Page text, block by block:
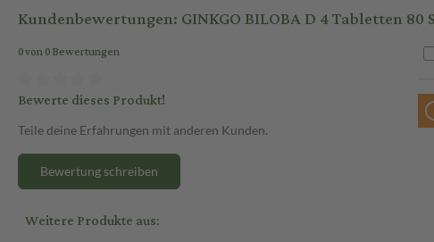
Kundenbewertungen: GINKGO BILOBA D 4 Tabletten 80
0 von 0 Bewertungen
Bewerte dieses Produkt!
Teile deine Erfahrungen mit anderen Kunden.
Bewertung schreiben
Weitere Produkte aus: